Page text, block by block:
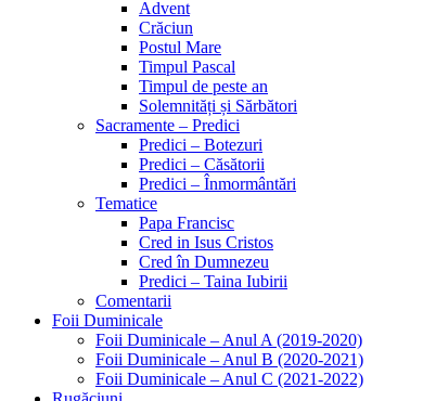
Advent
Crăciun
Postul Mare
Timpul Pascal
Timpul de peste an
Solemnități și Sărbători
Sacramente – Predici
Predici – Botezuri
Predici – Căsătorii
Predici – Înmormântări
Tematice
Papa Francisc
Cred in Isus Cristos
Cred în Dumnezeu
Predici – Taina Iubirii
Comentarii
Foii Duminicale
Foii Duminicale – Anul A (2019-2020)
Foii Duminicale – Anul B (2020-2021)
Foii Duminicale – Anul C (2021-2022)